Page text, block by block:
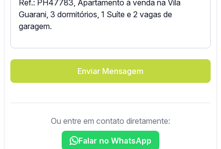
Enviar Mensagem
Ou entre em contato diretamente:
Falar no WhatsApp